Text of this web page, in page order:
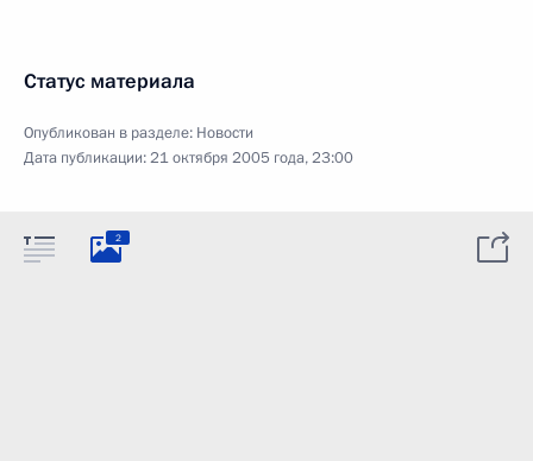
Статус материала
Опубликован в разделе: Новости
Дата публикации:21 октября 2005 года, 23:00
2